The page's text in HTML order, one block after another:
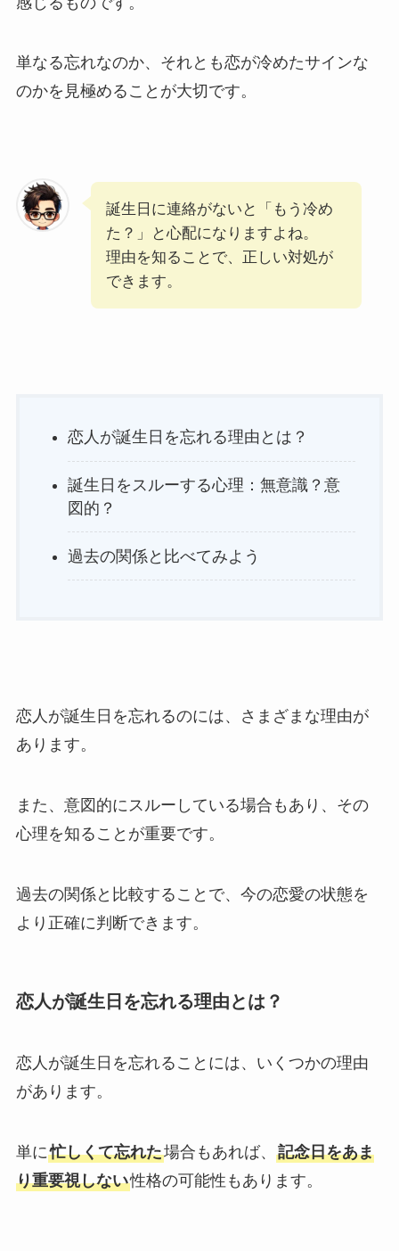
単なる忘れなのか、それとも恋が冷めたサインな
のかを見極めることが大切です。
誕生日に連絡がないと「もう冷め
た？」と心配になりますよね。
理由を知ることで、正しい対処が
できます。
恋人が誕生日を忘れる理由とは？
誕生日をスルーする心理：無意識？意
図的？
過去の関係と比べてみよう
恋人が誕生日を忘れるのには、さまざまな理由が
あります。
また、意図的にスルーしている場合もあり、その
心理を知ることが重要です。
過去の関係と比較することで、今の恋愛の状態を
より正確に判断できます。
恋人が誕生日を忘れる理由とは？
恋人が誕生日を忘れることには、いくつかの理由
があります。
単に忙しくて忘れた場合もあれば、 記念日をあま
り重要視しない性格の可能性もあります。